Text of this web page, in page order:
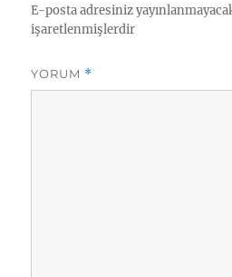
E-posta adresiniz
işaretlenmişlerdir
YORUM *